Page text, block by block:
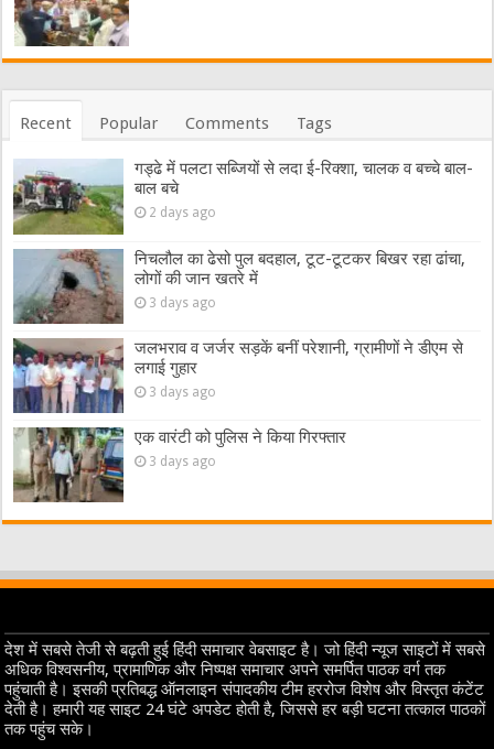
Recent Popular Comments Tags
गड्ढे में पलटा सब्जियों से लदा ई-रिक्शा, चालक व बच्चे बाल-
बाल बचे
2 days ago
निचलौल का ढेसो पुल बदहाल, टूट-टूटकर बिखर रहा ढांचा,
लोगों की जान खतरे में
3 days ago
जलभराव व जर्जर सड़कें बनीं परेशानी, ग्रामीणों ने डीएम से
लगाई गुहार
3 days ago
एक वारंटी को पुलिस ने किया गिरफ्तार
3 days ago
देश में सबसे तेजी से बढ़ती हुई हिंदी समाचार वेबसाइट है। जो हिंदी न्यूज साइटों में सबसे
अधिक विश्वसनीय, प्रामाणिक और निष्पक्ष समाचार अपने समर्पित पाठक वर्ग तक
पहुंचाती है। इसकी प्रतिबद्ध ऑनलाइन संपादकीय टीम हररोज विशेष और विस्तृत कंटेंट
देती है। हमारी यह साइट 24 घंटे अपडेट होती है, जिससे हर बड़ी घटना तत्काल पाठकों
तक पहुंच सके।